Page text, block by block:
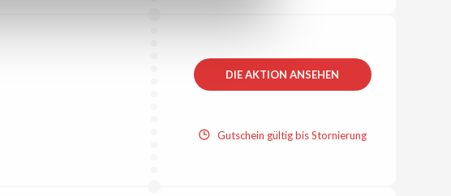
DIE AKTION ANSEHEN
Gutschein gültig bis Stornierung